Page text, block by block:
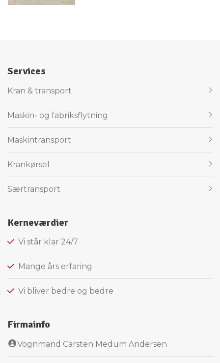
Services
Primær
navigation
Kran & transport
Maskin- og fabriksflytning
Maskintransport
Krankørsel
Særtransport
Kerneværdier
Vi står klar 24/7​
Mange års erfaring
Vi bliver bedre og bedre
Firmainfo
Vognmand Carsten Medum Andersen